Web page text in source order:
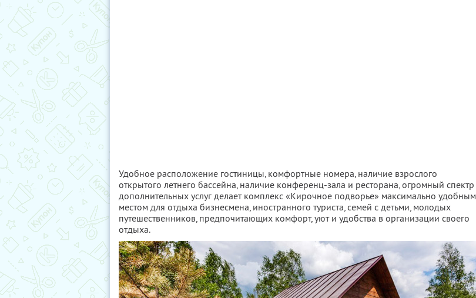
Удобное расположение гостиницы, комфортные номера, наличие взрослого
открытого летнего бассейна, наличие конференц-зала и ресторана, огромный спектр
дополнительных услуг делает комплекс «Кирочное подворье» максимально удобным
местом для отдыха бизнесмена, иностранного туриста, семей с детьми, молодых
путешественников, предпочитающих комфорт, уют и удобства в организации своего
отдыха.